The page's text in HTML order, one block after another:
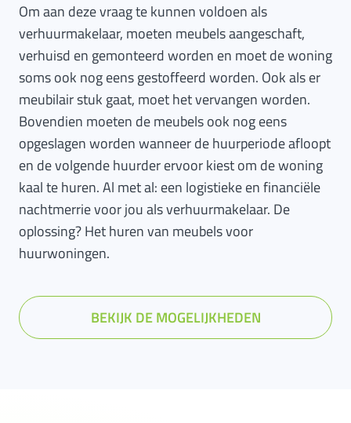
Om aan deze vraag te kunnen voldoen als
verhuurmakelaar, moeten meubels aangeschaft,
verhuisd en gemonteerd worden en moet de woning
soms ook nog eens gestoffeerd worden. Ook als er
meubilair stuk gaat, moet het vervangen worden.
Bovendien moeten de meubels ook nog eens
opgeslagen worden wanneer de huurperiode afloopt
en de volgende huurder ervoor kiest om de woning
kaal te huren. Al met al: een logistieke en financiële
nachtmerrie voor jou als verhuurmakelaar. De
oplossing? Het huren van meubels voor
huurwoningen.
BEKIJK DE MOGELIJKHEDEN